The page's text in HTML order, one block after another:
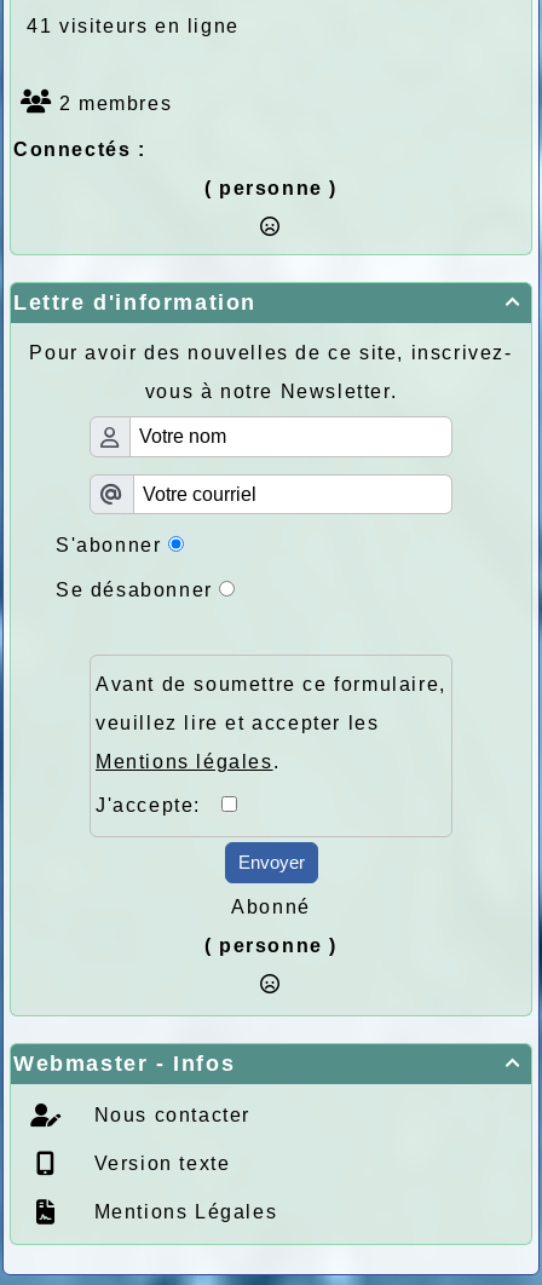
41 visiteurs en ligne
2 membres
Connectés :
( personne )

Lettre d'information
Pour avoir des nouvelles de ce site, inscrivez-
vous à notre Newsletter.
S'abonner
Se désabonner
Avant de soumettre ce formulaire,
veuillez lire et accepter les
Mentions légales.
J'accepte:
Envoyer
Abonné
( personne )

Webmaster - Infos
Nous contacter
Version texte
Mentions Légales